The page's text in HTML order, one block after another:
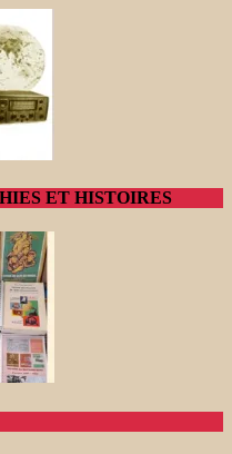
ET HISTOIRES